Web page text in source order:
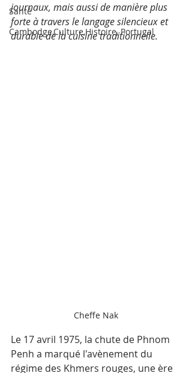
Santé
Cambodge,Culture,Histoire, Portugal
journaux, mais aussi de manière plus
forte à travers le langage silencieux et
durable de la cuisine traditionnelle.
Cheffe Nak
Le 17 avril 1975, la chute de Phnom
Penh a marqué l'avènement du
régime des Khmers rouges, une ère